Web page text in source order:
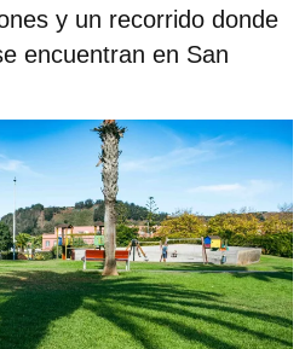
y un recorrido donde
encuentran en San